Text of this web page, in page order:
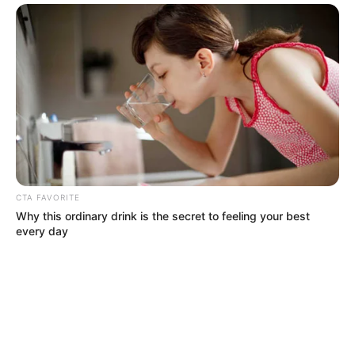
ACTIVAR AHORA
TEMAS DESTACADOS
RECIBO DEL AGUA
LOCALIDAD DE USAQUÉN
CUNDINAMARCA
DESAPARECIDOS
CORTES DE LUZ
LOCALIDAD DE ENGATIVÁ
REGIOTRAM DE OCCIDENTE
LOCALIDAD DE SUBA
CTA FAVORITE
Why this ordinary drink is the secret to feeling your best
every day